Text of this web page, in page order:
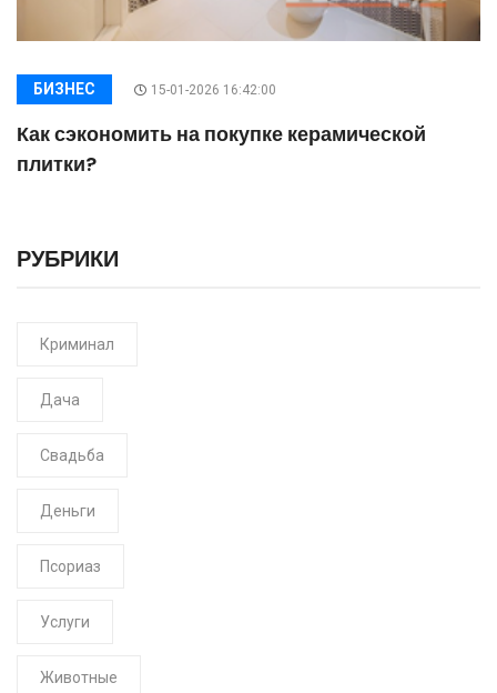
БИЗНЕС 15-01-2026 16:42:00
Как сэкономить на покупке керамической
плитки?
РУБРИКИ
Криминал
Дача
Свадьба
Деньги
Псориаз
Услуги
Животные